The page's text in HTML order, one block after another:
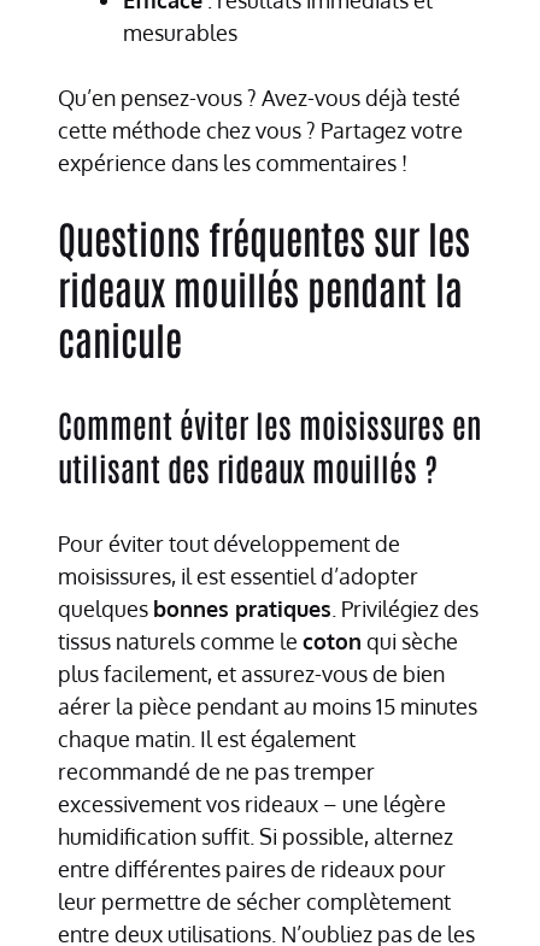
mesurables
Qu’en pensez-vous ? Avez-vous déjà testé
cette méthode chez vous ? Partagez votre
expérience dans les commentaires !
Questions fréquentes sur les
rideaux mouillés pendant la
canicule
Comment éviter les moisissures en
utilisant des rideaux mouillés ?
Pour éviter tout développement de
moisissures, il est essentiel d’adopter
quelques bonnes pratiques. Privilégiez des
tissus naturels comme le coton qui sèche
plus facilement, et assurez-vous de bien
aérer la pièce pendant au moins 15 minutes
chaque matin. Il est également
recommandé de ne pas tremper
excessivement vos rideaux – une légère
humidification suffit. Si possible, alternez
entre différentes paires de rideaux pour
leur permettre de sécher complètement
entre deux utilisations. N’oubliez pas de les